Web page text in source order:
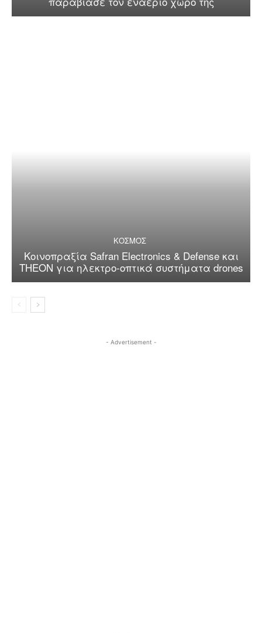
ΚΟΣΜΟΣ
Κοινοπραξία Safran Electronics & Defense και
THEON για ηλεκτρο-οπτικά συστήματα drones
- Advertisement -